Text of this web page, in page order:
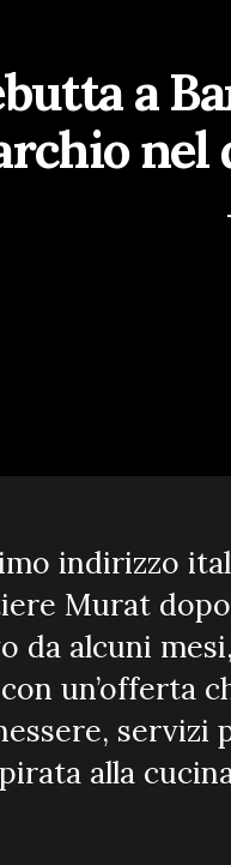
a
indirizzo
Murat
da alcuni
un’offerta
servizi
alla